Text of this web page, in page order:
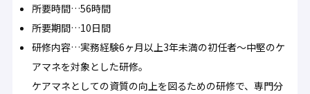
所要時間…56時間
所要期間…10日間
研修内容…実務経験6ヶ月以上3年未満の初任者〜中堅のケ
アマネを対象とした研修。
ケアマネとしての資質の向上を図るための研修で、専門分